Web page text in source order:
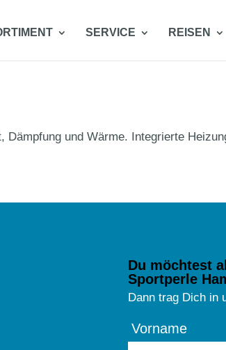
SERVICE REISEN
und Wärme. Integrierte
Du möchtest
Sportperle
Dann trag Dich in
Vorname